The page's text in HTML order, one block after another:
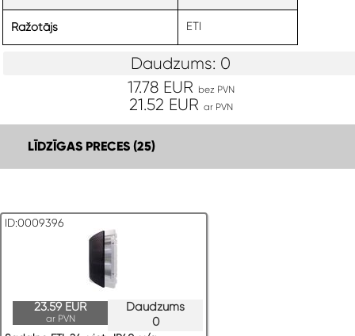
Ražotājs ETI
Daudzums: 0
17.78 EUR bez PVN
21.52 EUR ar PVN
LĪDZĪGAS PRECES (25)
ID:0009396
Daudzums
0
23.59 EUR
ar PVN